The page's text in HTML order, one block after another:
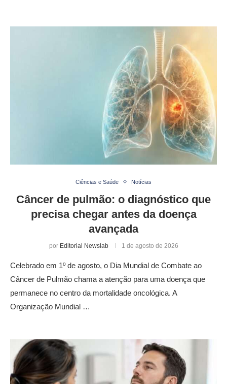
Ciências e Saúde Notícias
Câncer de pulmão: o diagnóstico que
precisa chegar antes da doença
avançada
por Editorial Newslab 1 de agosto de 2026
Celebrado em 1º de agosto, o Dia Mundial de Combate ao
Câncer de Pulmão chama a atenção para uma doença que
permanece no centro da mortalidade oncológica. A
Organização Mundial …